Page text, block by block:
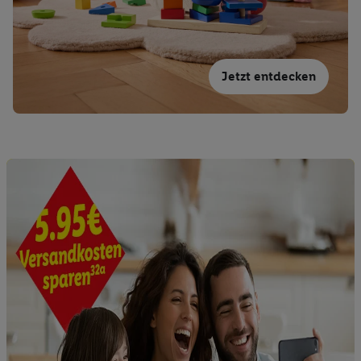
Jetzt entdecken
Kennung für Utiq erstellt. Wir werden diese Kennung
verwenden, um Sie wiederzuerkennen und Erkenntnisse über
Ihr Nutzungsverhalten in den Lidl-Diensten zu erfassen.
Insbesondere können Sie mittels dieser Technologie auch auf
Diensten wiedererkannt werden, die von Dritten betrieben
erläuterten Möglichkeit, Ihre Einwilligung generell zu
widerrufen - jederzeit auch über das Datenschutzportal von
Utiq („consenthub“)
oder über „Anpassen“/„Nutzung der
Telekommunikations-basierten Utiq-Technologie für digitales
Marketing“ am unteren Ende dieser Einwilligung (nur für die
Lidl-Dienste) widerrufen. Weitere Informationen finden Sie in
denDatenschutzbestimmungen von Utiq
Durch einen Klick auf „Ablehnen“ können Sie nur den Einsatz
notwendiger Techniken zulassen. Durch einen Klick auf
„Zustimmen“ stimmen Sie allen Verarbeitungen zu sämtlichen